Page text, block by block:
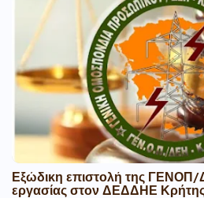
Εξώδικη επιστολή της
εργασίας στον ΔΕΔΔΗΕ Κρήτης